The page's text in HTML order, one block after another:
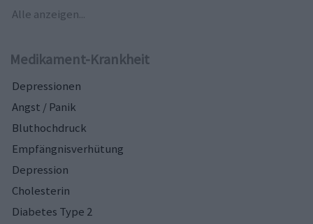
Alle anzeigen...
Medikament-Krankheit
Depressionen
Angst / Panik
Bluthochdruck
Empfängnisverhütung
Depression
Cholesterin
Diabetes Type 2